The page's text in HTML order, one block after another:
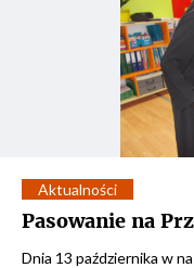
Aktualności
Pasowanie na
Dnia 13 października w